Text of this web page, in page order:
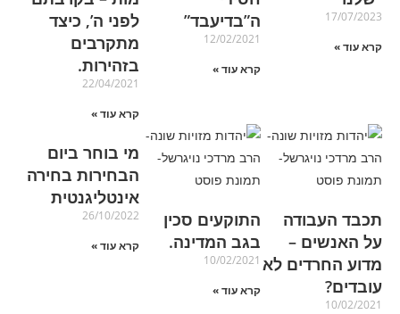
17/07/2023
קרא עוד »
ה”בדיעבד”
12/02/2021
קרא עוד »
לפני ה’, כיצד
מתקרבים
בזהירות.
22/04/2021
קרא עוד »
תכבד העבודה
על האנשים –
מדוע החרדים לא
עובדים?
10/02/2021
התוקעים סכין
בגב המדינה.
10/02/2021
קרא עוד »
מי בוחר ביום
הבחירות בחירה
אינטליגנטית
26/10/2022
קרא עוד »